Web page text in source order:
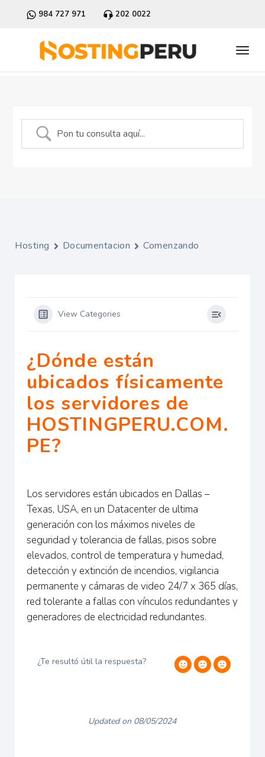
984 727 971 202 0022
Hosting Documentacion Comenzando
View Categories
¿Dónde están
ubicados físicamente
los servidores de
HOSTINGPERU.COM.
PE?
Los servidores están ubicados en Dallas –
Texas, USA, en un Datacenter de ultima
generación con los máximos niveles de
seguridad y tolerancia de fallas, pisos sobre
elevados, control de temperatura y humedad,
detección y extinción de incendios, vigilancia
permanente y cámaras de video 24/7 x 365 días,
red tolerante a fallas con vínculos redundantes y
generadores de electricidad redundantes.
¿Te resultó útil la respuesta?
Updated on 08/05/2024